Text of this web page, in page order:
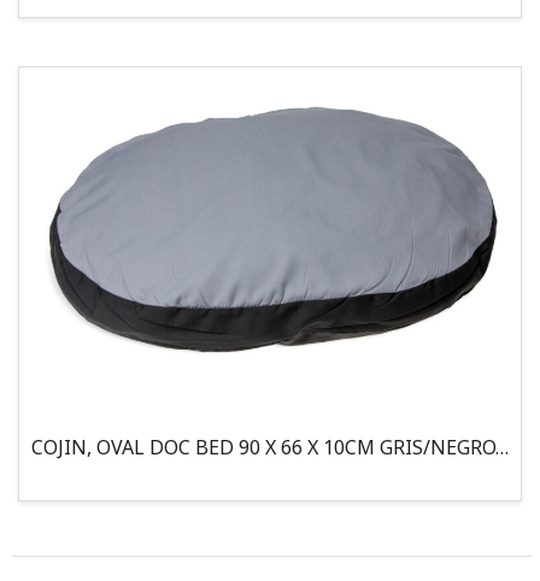
COJIN, OVAL DOC BED 90 X 66 X 10CM GRIS/NEGRO, 95°